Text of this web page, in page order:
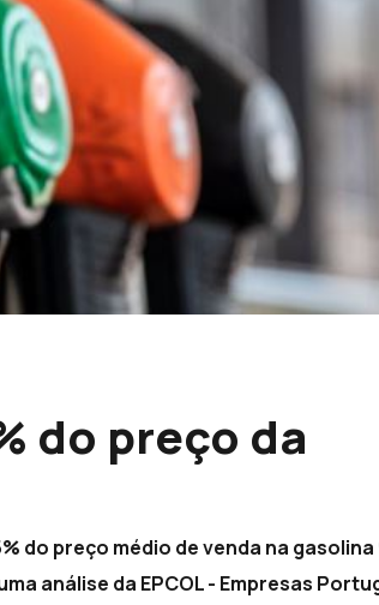
do preço da
do preço médio de venda na gasolina
análise da EPCOL - Empresas